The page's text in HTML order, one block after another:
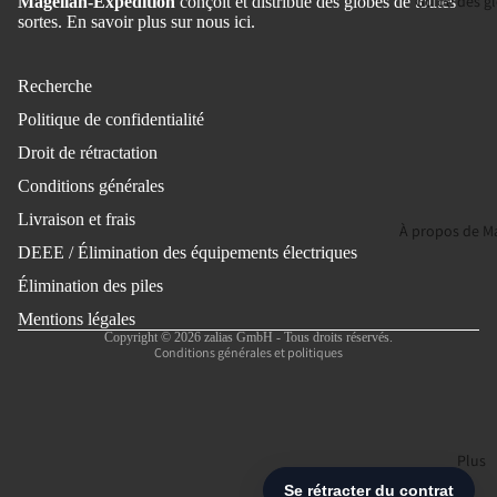
À propos de
Plus
sortes. En savoir plus sur nous ici.
Recherche
Politique de confidentialité
Droit de rétractation
Conditions générales
Livraison et frais
DEEE / Élimination des équipements électriques
Élimination des piles
Mentions légales
Copyright © 2026 zalias GmbH - Tous droits réservés.
Conditions générales et politiques
Politique de remboursement
Politique de confidentialité
Conditions d’utilisation
Politique d’expédition
Mentions légales